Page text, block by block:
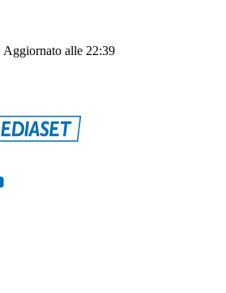
Aggiornato alle 22:39